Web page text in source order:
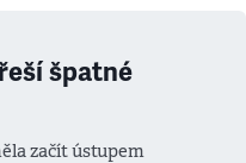
špatné
začít ústupem